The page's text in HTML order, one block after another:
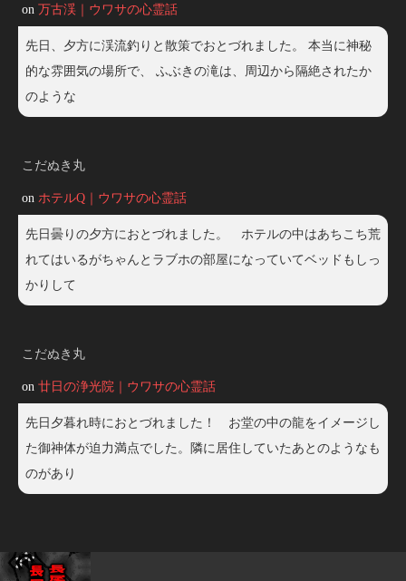
on 万古渓｜ウワサの心霊話
先日、夕方に渓流釣りと散策でおとづれました。 本当に神秘
的な雰囲気の場所で、 ふぶきの滝は、周辺から隔絶されたか
のような
こだぬき丸
on ホテルQ｜ウワサの心霊話
先日曇りの夕方におとづれました。 ホテルの中はあちこち荒
れてはいるがちゃんとラブホの部屋になっていてベッドもしっ
かりして
こだぬき丸
on 廿日の浄光院｜ウワサの心霊話
先日夕暮れ時におとづれました！ お堂の中の龍をイメージし
た御神体が迫力満点でした。隣に居住していたあとのようなも
のがあり